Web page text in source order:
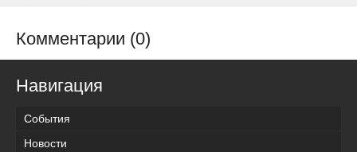
Комментарии (0)
Навигация
События
Новости